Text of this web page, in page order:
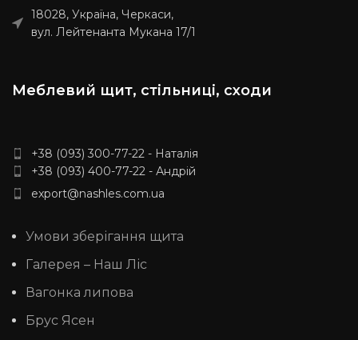
18028, Україна, Черкаси,
вул. Лейтенанта Мукана 17/1
Меблевий щит, стільниці, сходи
+38 (093) 300-77-22 - Наталія
+38 (093) 400-77-22 - Андрій
export@nashles.com.ua
Умови зберігання щита
Галерея – Наш Ліс
Вагонка липова
Брус Ясен